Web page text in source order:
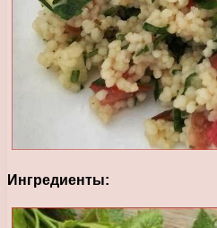
Ингредиенты: